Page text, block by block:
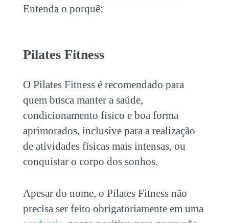
Entenda o porquê:
Pilates Fitness
O Pilates Fitnessé recomendado para
quem busca manter a saúde,
condicionamento físico e boa forma
aprimorados, inclusive para a realização
de atividades físicas mais intensas, ou
conquistar o corpo dos sonhos.
Apesar do nome, o Pilates Fitnessnão
precisa ser feito obrigatoriamente em uma